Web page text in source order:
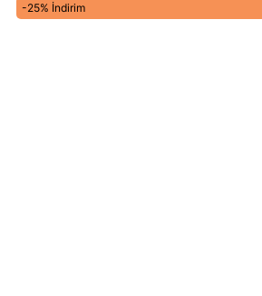
-25% İndirim